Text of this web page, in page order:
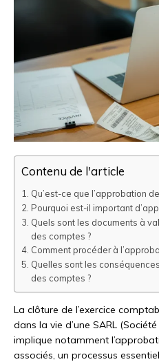
Contenu de l'article
Qu’est-ce que l’approbation
Pourquoi est-il important
Quels sont les documents à
des comptes ?
Comment procéder à
Quelles sont les
des comptes ?
La clôture de l’exercice
dans la vie d’une SARL
implique notamment
associés, un processus